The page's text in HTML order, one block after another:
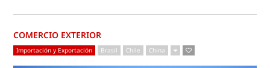
COMERCIO EXTERIOR
Importación y Exportación Brasil Chile China